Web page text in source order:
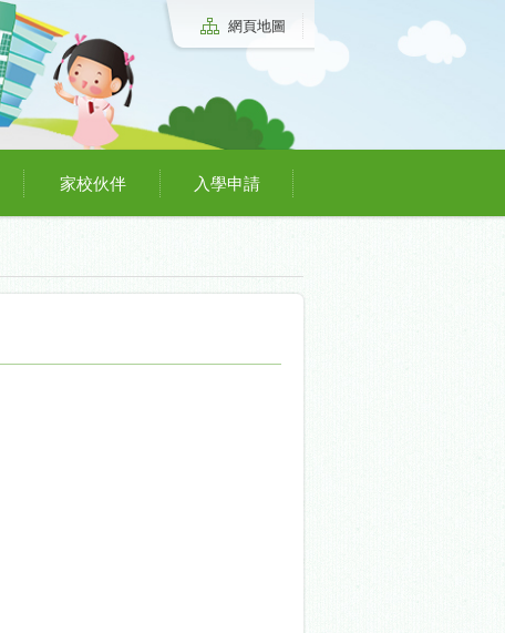
網頁地圖
家校伙伴 入學申請